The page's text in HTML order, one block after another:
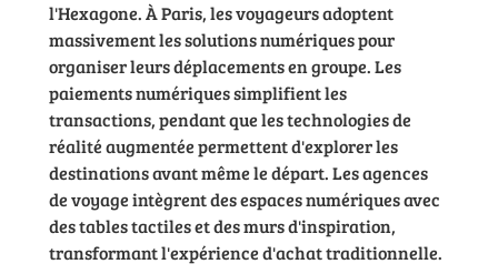
l'Hexagone. À Paris, les voyageurs adoptent
massivement les solutions numériques pour
organiser leurs déplacements en groupe. Les
paiements numériques simplifient les
transactions, pendant que les technologies de
réalité augmentée permettent d'explorer les
destinations avant même le départ. Les agences
de voyage intègrent des espaces numériques avec
des tables tactiles et des murs d'inspiration,
transformant l'expérience d'achat traditionnelle.